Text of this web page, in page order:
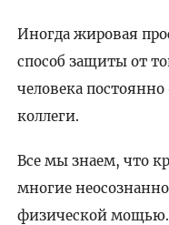
Иногда жировая
способ защиты от
человека
коллеги.
Все мы знаем, что
многие
физической